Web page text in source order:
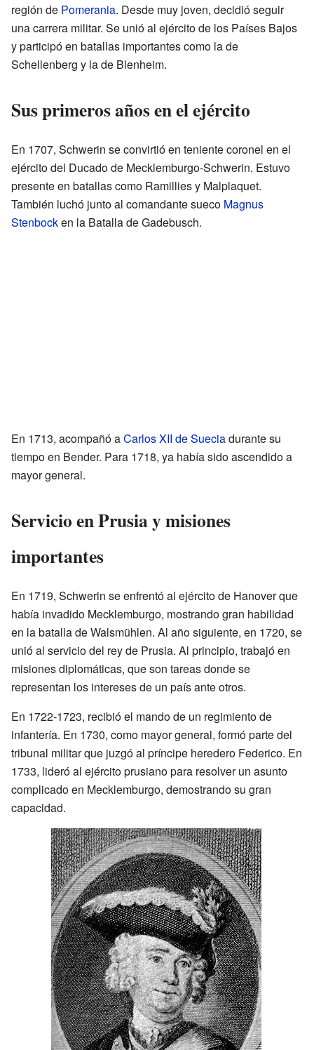
región de Pomerania. Desde muy joven, decidió seguir
una carrera militar. Se unió al ejército de los Países Bajos
y participó en batallas importantes como la de
Schellenberg y la de Blenheim.
Sus primeros años en el ejército
En 1707, Schwerin se convirtió en teniente coronel en el
ejército del Ducado de Mecklemburgo-Schwerin. Estuvo
presente en batallas como Ramillies y Malplaquet.
También luchó junto al comandante sueco Magnus
Stenbocken la Batalla de Gadebusch.
En 1713, acompañó aCarlos XII de Sueciadurante su
tiempo en Bender. Para 1718, ya había sido ascendido a
mayor general.
Servicio en Prusia y misiones
importantes
En 1719, Schwerin se enfrentó al ejército de Hanover que
había invadido Mecklemburgo, mostrando gran habilidad
en la batalla de Walsmühlen. Al año siguiente, en 1720, se
unió al servicio del rey de Prusia. Al principio, trabajó en
misiones diplomáticas, que son tareas donde se
representan los intereses de un país ante otros.
En 1722-1723, recibió el mando de un regimiento de
infantería. En 1730, como mayor general, formó parte del
tribunal militar que juzgó al príncipe heredero Federico. En
1733, lideró al ejército prusiano para resolver un asunto
complicado en Mecklemburgo, demostrando su gran
capacidad.